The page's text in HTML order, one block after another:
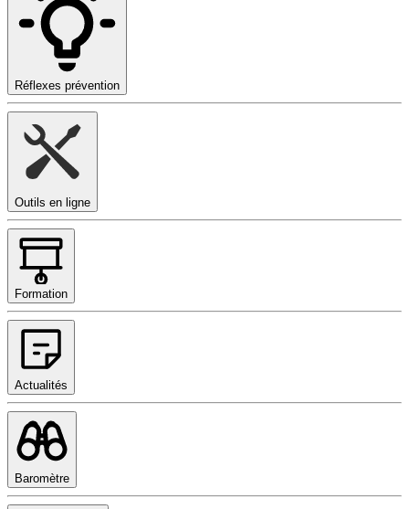
Réflexes prévention
Outils en ligne
Formation
Actualités
Baromètre